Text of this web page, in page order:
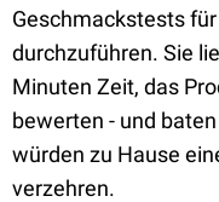
Geschmackstests
durchzuführen. Sie
Minuten Zeit, das
bewerten - und
würden zu Hause
verzehren.